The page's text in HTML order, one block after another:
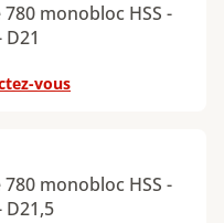
monobloc HSS -
vous
monobloc HSS -
D21,5